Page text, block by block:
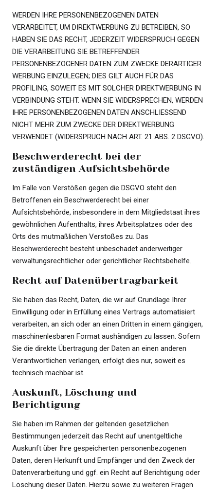
WERDEN IHRE PERSONENBEZOGENEN DATEN
VERARBEITET, UM DIREKTWERBUNG ZU BETREIBEN, SO
HABEN SIE DAS RECHT, JEDERZEIT WIDERSPRUCH GEGEN
DIE VERARBEITUNG SIE BETREFFENDER
PERSONENBEZOGENER DATEN ZUM ZWECKE DERARTIGER
WERBUNG EINZULEGEN; DIES GILT AUCH FÜR DAS
PROFILING, SOWEIT ES MIT SOLCHER DIREKTWERBUNG IN
VERBINDUNG STEHT. WENN SIE WIDERSPRECHEN, WERDEN
IHRE PERSONENBEZOGENEN DATEN ANSCHLIESSEND
NICHT MEHR ZUM ZWECKE DER DIREKTWERBUNG
VERWENDET (WIDERSPRUCH NACH ART. 21 ABS. 2 DSGVO).
Beschwerde­recht bei der
zuständigen Aufsichts­behörde
Im Falle von Verstößen gegen die DSGVO steht den
Betroffenen ein Beschwerderecht bei einer
Aufsichtsbehörde, insbesondere in dem Mitgliedstaat ihres
gewöhnlichen Aufenthalts, ihres Arbeitsplatzes oder des
Orts des mutmaßlichen Verstoßes zu. Das
Beschwerderecht besteht unbeschadet anderweitiger
verwaltungsrechtlicher oder gerichtlicher Rechtsbehelfe.
Recht auf Daten­übertrag­barkeit
Sie haben das Recht, Daten, die wir auf Grundlage Ihrer
Einwilligung oder in Erfüllung eines Vertrags automatisiert
verarbeiten, an sich oder an einen Dritten in einem gängigen,
maschinenlesbaren Format aushändigen zu lassen. Sofern
Sie die direkte Übertragung der Daten an einen anderen
Verantwortlichen verlangen, erfolgt dies nur, soweit es
technisch machbar ist.
Auskunft, Löschung und
Berichtigung
Sie haben im Rahmen der geltenden gesetzlichen
Bestimmungen jederzeit das Recht auf unentgeltliche
Auskunft über Ihre gespeicherten personenbezogenen
Daten, deren Herkunft und Empfänger und den Zweck der
Datenverarbeitung und ggf. ein Recht auf Berichtigung oder
Löschung dieser Daten. Hierzu sowie zu weiteren Fragen